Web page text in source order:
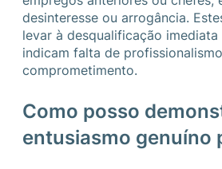
desinteresse ou arrogância.
levar à desqualificação
indicam falta de
comprometimento.
Como posso
entusiasmo genuíno